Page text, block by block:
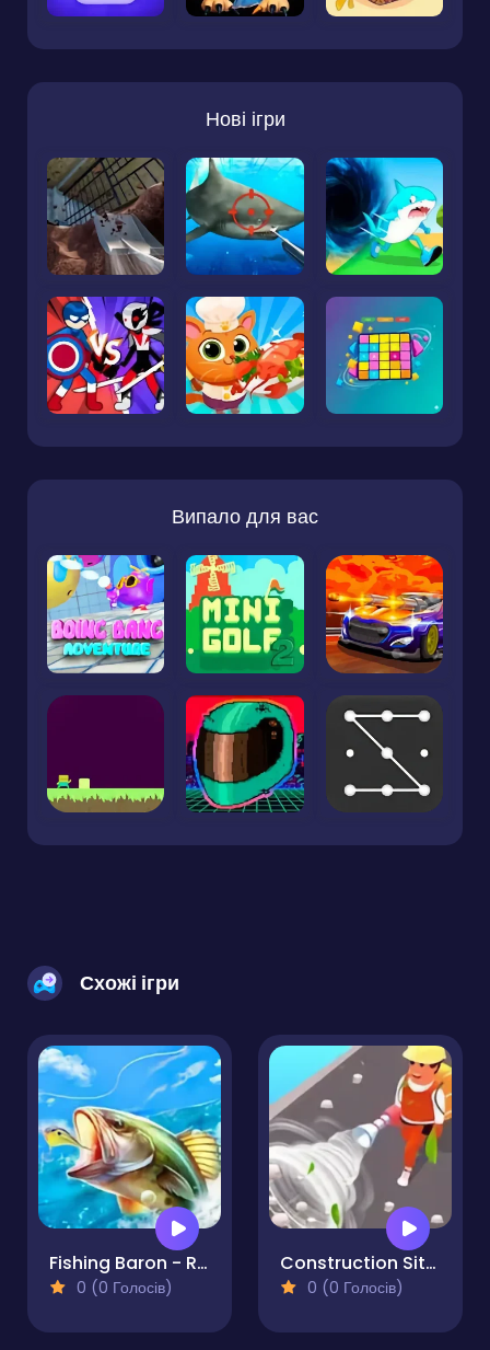
Нові ігри
Випало для вас
Схожі ігри
Fishing Baron - Real Fishing
0 (0 Голосів)
Construction Site Simulator
0 (0 Голосів)